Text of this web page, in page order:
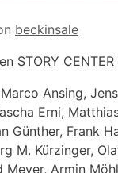
beckinsale
STORY
Ansing,
Erni,
Günther, Frank
M. Kürzinger,
Armin